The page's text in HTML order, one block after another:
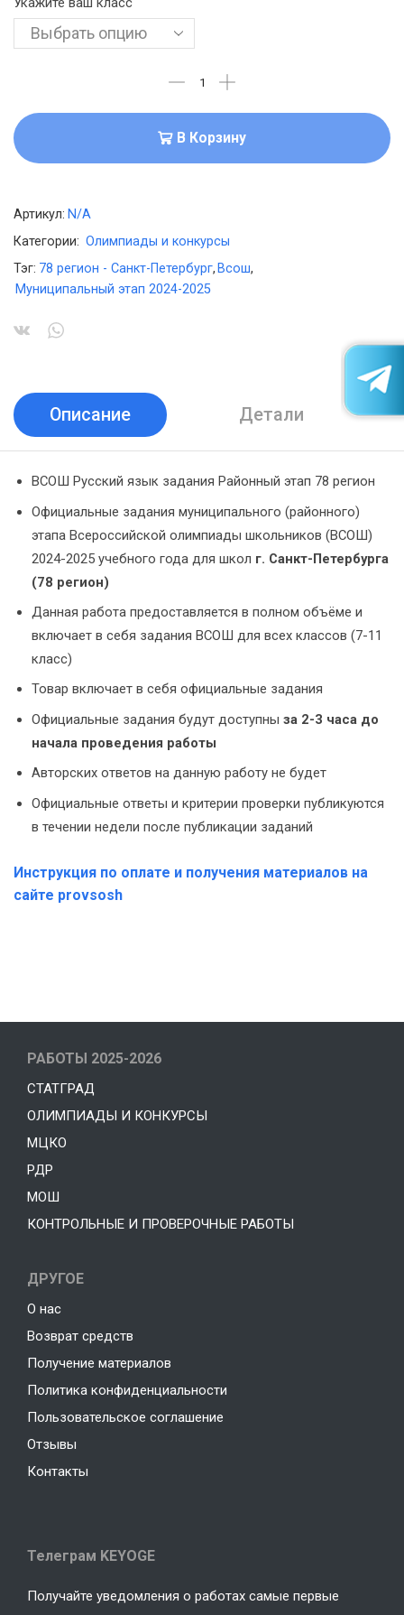
В Корзину
Артикул: N/A
Категории: Олимпиады и конкурсы
Тэг: 78 регион - Санкт-Петербург, Всош,
Муниципальный этап 2024-2025
Описание Детали
ВСОШ Русский язык задания Районный этап 78 регион
Официальные задания муниципального (районного)
этапа Всероссийской олимпиады школьников (ВСОШ)
2024-2025 учебного года для школ г. Санкт-Петербурга
(78 регион)
Данная работа предоставляется в полном объёме и
включает в себя задания ВСОШ для всех классов (7-11
класс)
Товар включает в себя официальные задания
Официальные задания будут доступны за 2-3 часа до
начала проведения работы
Авторских ответов на данную работу не будет
Официальные ответы и критерии проверки публикуются
в течении недели после публикации заданий
Инструкция по оплате и получения материалов на
сайте provsosh
РАБОТЫ 2025-2026
СТАТГРАД
ОЛИМПИАДЫ И КОНКУРСЫ
МЦКО
РДР
МОШ
КОНТРОЛЬНЫЕ И ПРОВЕРОЧНЫЕ РАБОТЫ
ДРУГОЕ
О нас
Возврат средств
Получение материалов
Политика конфиденциальности
Пользовательское соглашение
Отзывы
Контакты
Телеграм KEYOGE
Получайте уведомления о работах самые первые